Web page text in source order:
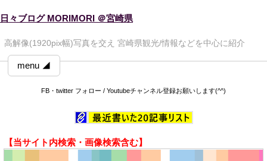
日々ブログ MORIMORI ＠宮崎県
高解像(1920pix幅)写真を交え 宮崎県観光/情報などを中心に紹介
menu ◢
FB・twitter フォロー / Youtubeチャンネル登録お願いします(^^)
【当サイト内検索・画像検索含む】